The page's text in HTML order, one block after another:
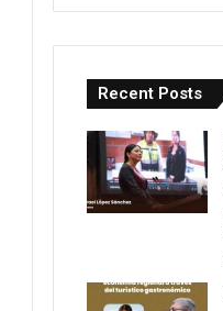
Recent Posts